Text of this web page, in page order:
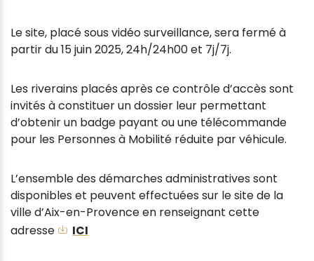
Le site, placé sous vidéo surveillance, sera fermé à
partir du 15 juin 2025, 24h/24h00 et 7j/7j.
Les riverains placés après ce contrôle d’accès sont
invités à constituer un dossier leur permettant
d’obtenir un badge payant ou une télécommande
pour les Personnes à Mobilité réduite par véhicule.
L’ensemble des démarches administratives sont
disponibles et peuvent effectuées sur le site de la
ville d’Aix-en-Provence en renseignant cette
adresse
ICI